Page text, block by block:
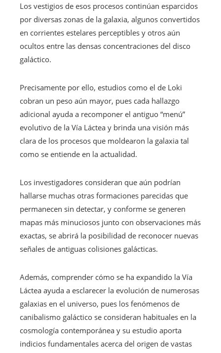
Los vestigios de esos procesos continúan esparcidos
por diversas zonas de la galaxia, algunos convertidos
en corrientes estelares perceptibles y otros aún
ocultos entre las densas concentraciones del disco
galáctico.
Precisamente por ello, estudios como el de Loki
cobran un peso aún mayor, pues cada hallazgo
adicional ayuda a recomponer el antiguo “menú”
evolutivo de la Vía Láctea y brinda una visión más
clara de los procesos que moldearon la galaxia tal
como se entiende en la actualidad.
Los investigadores consideran que aún podrían
hallarse muchas otras formaciones parecidas que
permanecen sin detectar, y conforme se generen
mapas más minuciosos junto con observaciones más
exactas, se abrirá la posibilidad de reconocer nuevas
señales de antiguas colisiones galácticas.
Además, comprender cómo se ha expandido la Vía
Láctea ayuda a esclarecer la evolución de numerosas
galaxias en el universo, pues los fenómenos de
canibalismo galáctico se consideran habituales en la
cosmología contemporánea y su estudio aporta
indicios fundamentales acerca del origen de vastas